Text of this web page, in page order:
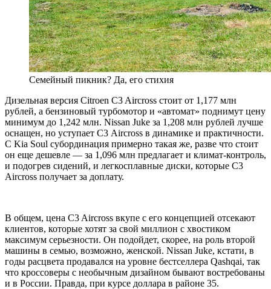
Семейный пикник? Да, его стихия
Дизельная версия Citroen C3 Aircross стоит от 1,177 млн
рублей, а бензиновый турбомотор и «автомат» поднимут цену
минимум до 1,242 млн. Nissan Juke за 1,208 млн рублей лучше
оснащен, но уступает С3 Aircross в динамике и практичности.
С Kia Soul субординация примерно такая же, разве что стоит
он еще дешевле — за 1,096 млн предлагает и климат-контроль,
и подогрев сидений, и легкосплавные диски, которые C3
Aircross получает за доплату.
В общем, цена C3 Aircross вкупе с его концепцией отсекают
клиентов, которые хотят за свой миллион с хвостиком
максимум серьезности. Он подойдет, скорее, на роль второй
машины в семью, возможно, женской. Nissan Juke, кстати, в
годы расцвета продавался на уровне бестселлера Qashqai, так
что кроссоверы с необычным дизайном бывают востребованы
и в России. Правда, при курсе доллара в районе 35.